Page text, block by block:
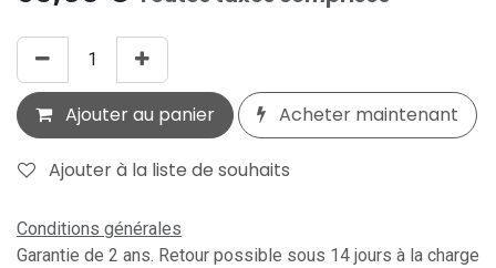
Ajouter au panier Acheter maintenant
Ajouter à la liste de souhaits
Conditions générales
Garantie de 2 ans. Retour possible sous 14 jours à la charge